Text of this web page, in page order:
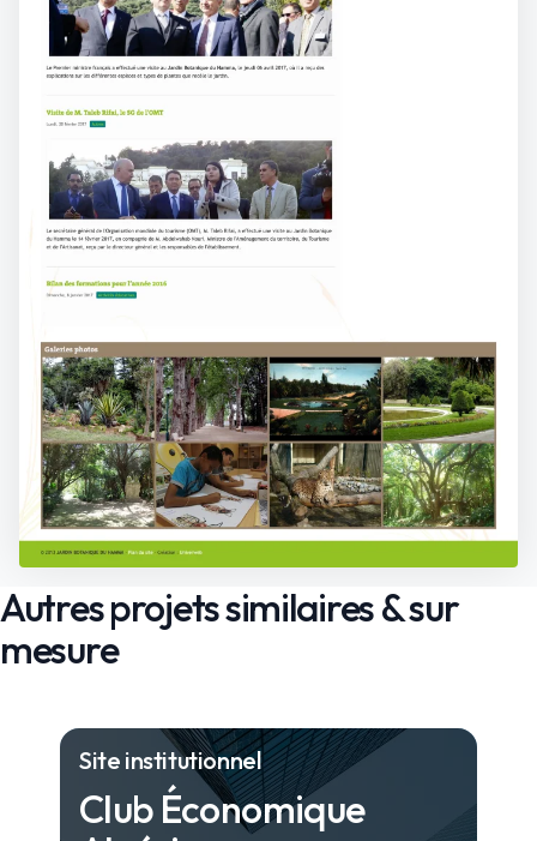
Autres projets similaires & sur
mesure
Site institutionnel
Club Économique